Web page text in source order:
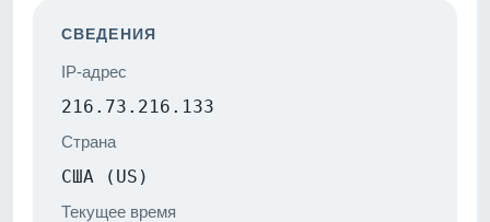
СВЕДЕНИЯ
IP-адрес
216.73.216.133
Страна
США (US)
Текущее время